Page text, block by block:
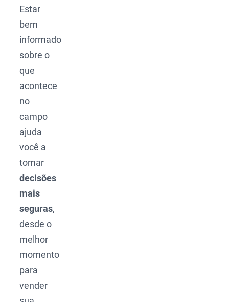
Estar
bem
informado
sobre o
que
acontece
no
campo
ajuda
você a
tomar
decisões
mais
seguras,
desde o
melhor
momento
para
vender